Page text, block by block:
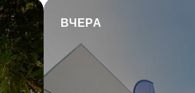
ВЧЕРА